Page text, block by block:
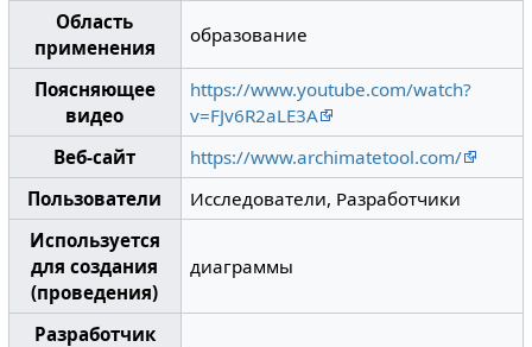
Область
применения
образование
Поясняющее
видео
https://www.youtube.com/watch?
v=FJv6R2aLE3A
Веб-сайт
https://www.archimatetool.com/
Пользователи
Исследователи, Разработчики
Используется
для создания
(проведения)
диаграммы
Разработчик